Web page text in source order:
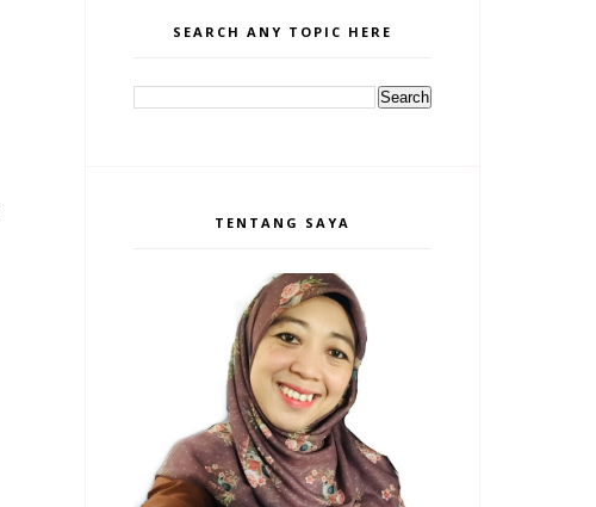
SEARCH ANY TOPIC HERE
TENTANG SAYA